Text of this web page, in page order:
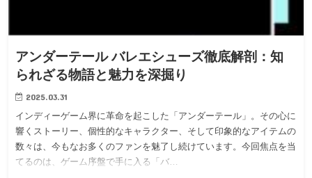
アンダーテール バレエシューズ徹底解剖：知
られざる物語と魅力を深掘り
2025.03.31
インディーゲーム界に革命を起こした「アンダーテール」。その心に
響くストーリー、個性的なキャラクター、そして印象的なアイテムの
数々は、今もなお多くのファンを魅了し続けています。今回焦点を当
てるのは、ゲーム序盤で手に入る「バ…